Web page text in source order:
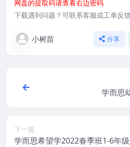
网盘的提取码请查看右边密码
下载遇到问题？可联系客服或工单反
小树苗 分享
学而思
下一篇
学而思希望学2022春季班1-6年级